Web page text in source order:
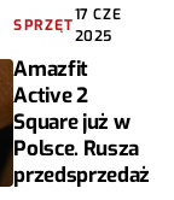
SPRZĘT
17 CZE
2025
Amazfit
Active 2
Square już w
Polsce. Rusza
przedsprzedaż